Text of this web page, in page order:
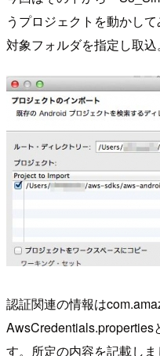
うプロジェクトを動かし
対象フォルダを指定し取込。
認証関連の情報は
AwsCredentials.properties
す。所定の内容を記載しま